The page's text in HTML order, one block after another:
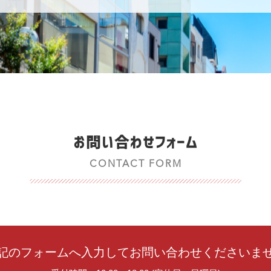
お問い合わせフォーム
CONTACT FORM
のフォームへ入力してお問い合わせくださいま